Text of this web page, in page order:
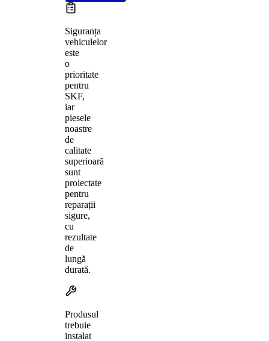
Siguranța
vehiculelor
este
o
prioritate
pentru
SKF,
iar
piesele
noastre
de
calitate
superioară
sunt
proiectate
pentru
reparații
sigure,
cu
rezultate
de
lungă
durată.
Produsul
trebuie
instalat